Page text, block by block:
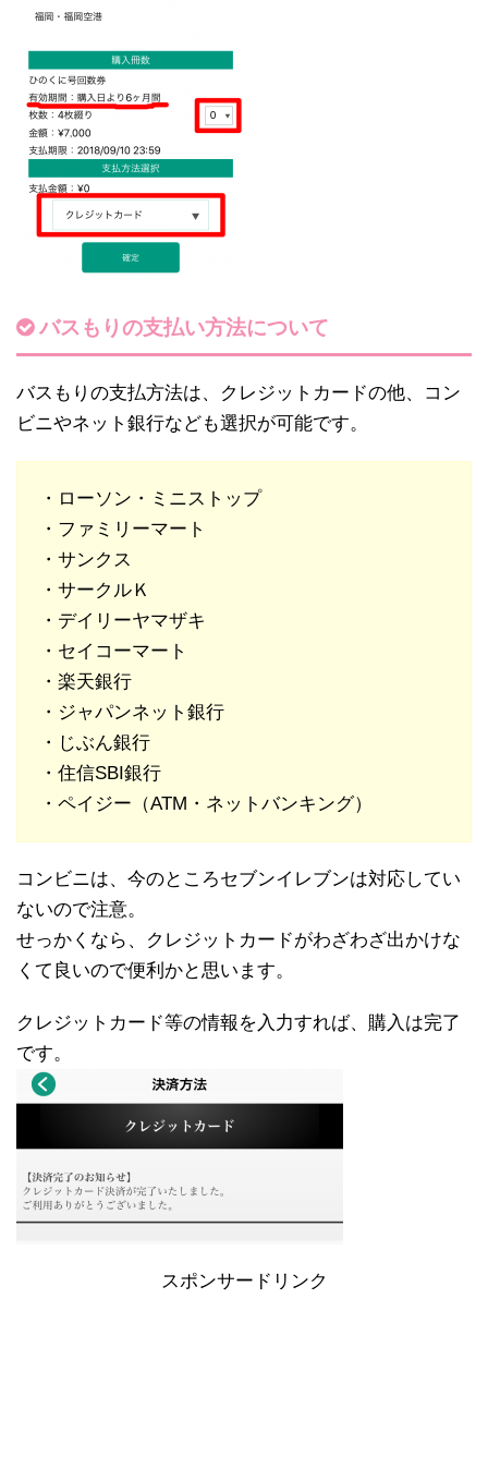
バスもりの支払い方法について
バスもりの支払方法は、クレジットカードの他、コン
ビニやネット銀行なども選択が可能です。
・ローソン・ミニストップ
・ファミリーマート
・サンクス
・サークルＫ
・デイリーヤマザキ
・セイコーマート
・楽天銀行
・ジャパンネット銀行
・じぶん銀行
・住信SBI銀行
・ペイジー（ATM・ネットバンキング）
コンビニは、今のところセブンイレブンは対応してい
ないので注意。
せっかくなら、クレジットカードがわざわざ出かけな
くて良いので便利かと思います。
クレジットカード等の情報を入力すれば、購入は完了
です。
スポンサードリンク